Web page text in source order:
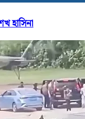
হাসিনা